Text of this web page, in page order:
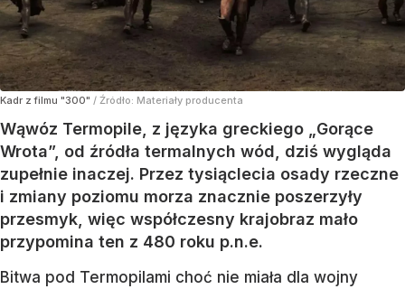
Kadr z filmu "300" / Źródło: Materiały producenta
Wąwóz Termopile, z języka greckiego „Gorące
Wrota”, od źródła termalnych wód, dziś wygląda
zupełnie inaczej. Przez tysiąclecia osady rzeczne
i zmiany poziomu morza znacznie poszerzyły
przesmyk, więc współczesny krajobraz mało
przypomina ten z 480 roku p.n.e.
Bitwa pod Termopilami choć nie miała dla wojny